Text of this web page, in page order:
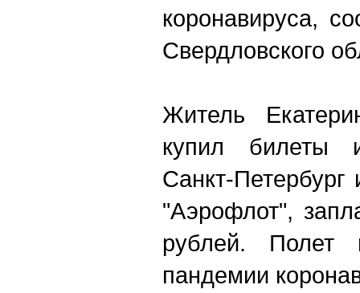
коронавируса,
Свердловского
Житель
купил билеты
Санкт-
"Аэрофлот",
рублей. Полет
пандемии